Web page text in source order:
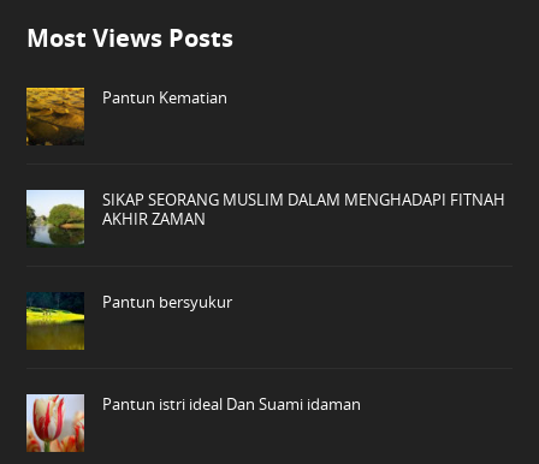
Most Views Posts
Pantun Kematian
SIKAP SEORANG MUSLIM DALAM MENGHADAPI FITNAH
AKHIR ZAMAN
Pantun bersyukur
Pantun istri ideal Dan Suami idaman